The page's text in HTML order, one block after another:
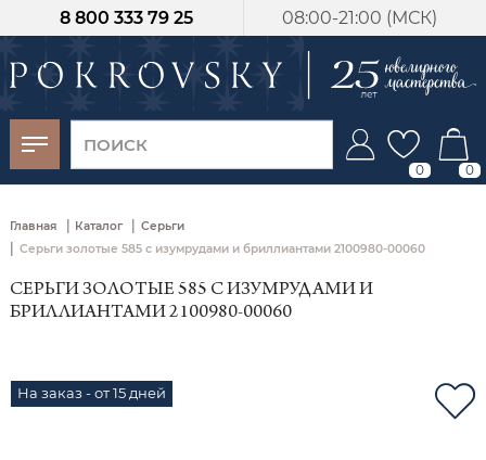
08:00-21:00 (МСК)
8 800 333 79 25
0 0
Главная | Каталог | Серьги
| Серьги золотые 585 с изумрудами и бриллиантами 2100980-00060
СЕРЬГИ ЗОЛОТЫЕ 585 С ИЗУМРУДАМИ И
БРИЛЛИАНТАМИ 2100980-00060
На заказ - от 15 дней
-30%
от 15 дней с
момента оплаты